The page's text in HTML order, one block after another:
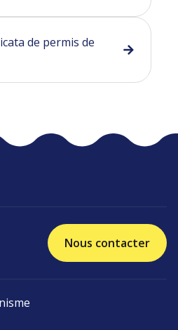
de permis de
Nous contacter